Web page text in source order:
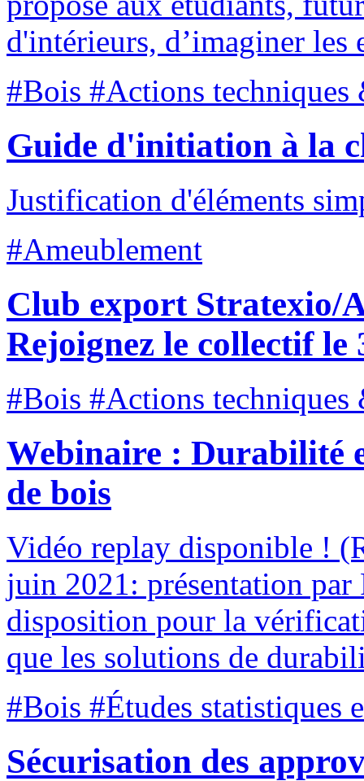
d'intérieurs, d’imaginer les
#Bois #Actions techniques
Guide d'initiation à la
Justification d'éléments
#Ameublement
Club export Stratexio/
Rejoignez le collectif
#Bois #Actions techniques
Webinaire : Durabilité
de bois
Vidéo replay disponible !
juin 2021: présentation
disposition pour la
que les solutions de
#Bois #Études statistiques
Sécurisation des